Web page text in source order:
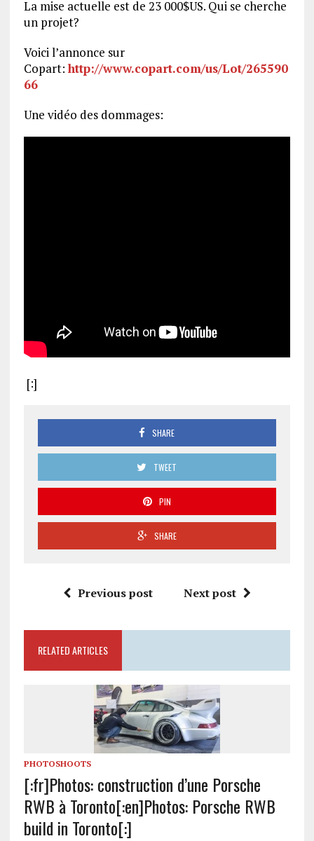
La mise actuelle est de 23 000$US. Qui se cherche
un projet?
Voici l’annonce sur
Copart:http://www.copart.com/us/Lot/265590
66
Une vidéo des dommages:
[:]
SHARE
TWEET
PIN
SHARE
Previous post Next post
RELATED ARTICLES
PHOTOSHOOTS
[:fr]Photos: construction d’une Porsche
RWB à Toronto[:en]Photos: Porsche RWB
build in Toronto[:]